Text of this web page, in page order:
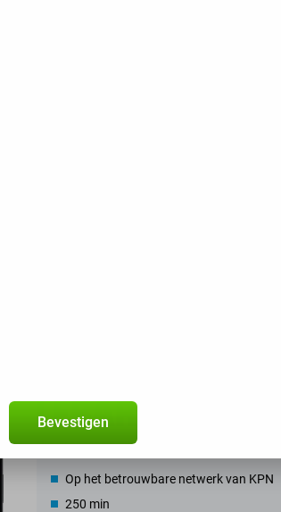
Nieuw abonnement
Op het betrouwbare netwerk van KPN
250 min
Bevestigen